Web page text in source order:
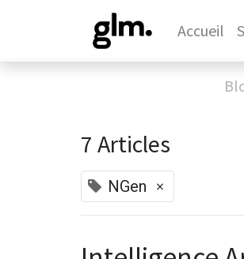
Accueil
7 Articles
NGen ×